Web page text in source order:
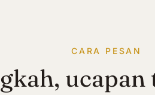
CARA PESAN